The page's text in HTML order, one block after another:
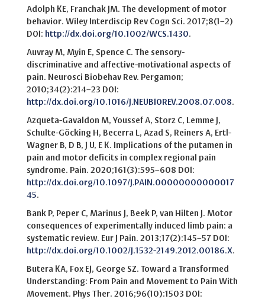
Adolph KE, Franchak JM. The development of motor
behavior. Wiley Interdiscip Rev Cogn Sci. 2017;8(1–2)
DOI: http://dx.doi.org/10.1002/WCS.1430.
Auvray M, Myin E, Spence C. The sensory-
discriminative and affective-motivational aspects of
pain. Neurosci Biobehav Rev. Pergamon;
2010;34(2):214–23 DOI:
http://dx.doi.org/10.1016/J.NEUBIOREV.2008.07.008.
Azqueta-Gavaldon M, Youssef A, Storz C, Lemme J,
Schulte-Göcking H, Becerra L, Azad S, Reiners A, Ertl-
Wagner B, D B, J U, E K. Implications of the putamen in
pain and motor deficits in complex regional pain
syndrome. Pain. 2020;161(3):595–608 DOI:
http://dx.doi.org/10.1097/J.PAIN.00000000000017
45.
Bank P, Peper C, Marinus J, Beek P, van Hilten J. Motor
consequences of experimentally induced limb pain: a
systematic review. Eur J Pain. 2013;17(2):145–57 DOI:
http://dx.doi.org/10.1002/J.1532-2149.2012.00186.X.
Butera KA, Fox EJ, George SZ. Toward a Transformed
Understanding: From Pain and Movement to Pain With
Movement. Phys Ther. 2016;96(10):1503 DOI: